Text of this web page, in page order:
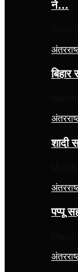
ने…
शादी
पप्पू